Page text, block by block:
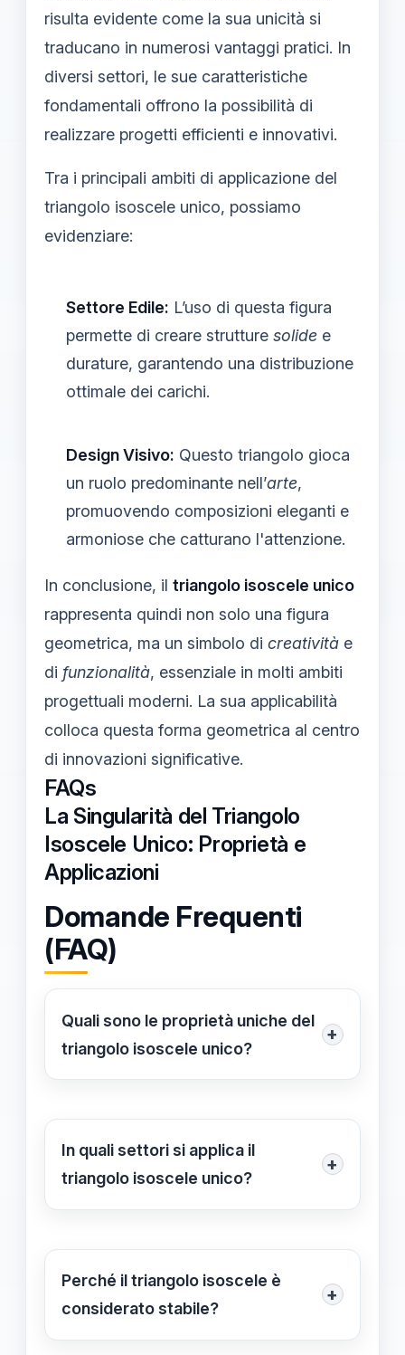
risulta evidente come la sua unicità si
traducano in numerosi vantaggi pratici. In
diversi settori, le sue caratteristiche
fondamentali offrono la possibilità di
realizzare progetti efficienti e innovativi.
Tra i principali ambiti di applicazione del
triangolo isoscele unico, possiamo
evidenziare:
Settore Edile: L’uso di questa figura
permette di creare strutture solide e
durature, garantendo una distribuzione
ottimale dei carichi.
Design Visivo: Questo triangolo gioca
un ruolo predominante nell’arte,
promuovendo composizioni eleganti e
armoniose che catturano l'attenzione.
In conclusione, il triangolo isoscele unico
rappresenta quindi non solo una figura
geometrica, ma un simbolo di creatività e
di funzionalità, essenziale in molti ambiti
progettuali moderni. La sua applicabilità
colloca questa forma geometrica al centro
di innovazioni significative.
FAQs
La Singularità del Triangolo
Isoscele Unico: Proprietà e
Applicazioni
Domande Frequenti
(FAQ)
Quali sono le proprietà uniche del
triangolo isoscele unico?
+
Il triangolo isoscele unico è
perfetta, proporzioni costanti, e
unicità della forma, rendendolo ideale
In quali settori si applica il
triangolo isoscele unico?
+
Le applicazioni del triangolo isoscele
all'ingegneria, dal design all'arte,
grazie alle sue qualità estetiche e
Perché il triangolo isoscele è
considerato stabile?
+
La stabilità del triangolo isoscele